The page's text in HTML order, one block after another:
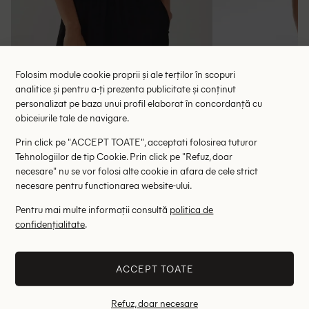
Bluza Someday, negru
64.00 lei
RRP: 399.00 lei
40 42
Altii au fost interesati de
Folosim module cookie proprii și ale terților în scopuri
analitice și pentru a-ți prezenta publicitate și conținut
personalizat pe baza unui profil elaborat în concordanță cu
obiceiurile tale de navigare.
Prin click pe "ACCEPT TOATE", acceptati folosirea tuturor
Tehnologiilor de tip Cookie. Prin click pe "Refuz, doar
necesare" nu se vor folosi alte cookie in afara de cele strict
necesare pentru functionarea website-ului.
Pentru mai multe informații consultă politica de
confidențialitate.
ACCEPT TOATE
Refuz, doar necesare